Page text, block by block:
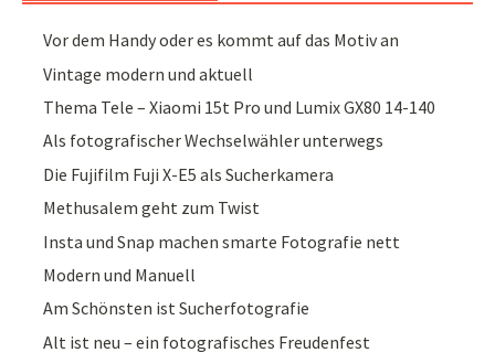
Vor dem Handy oder es kommt auf das Motiv an
Vintage modern und aktuell
Thema Tele – Xiaomi 15t Pro und Lumix GX80 14-140
Als fotografischer Wechselwähler unterwegs
Die Fujifilm Fuji X-E5 als Sucherkamera
Methusalem geht zum Twist
Insta und Snap machen smarte Fotografie nett
Modern und Manuell
Am Schönsten ist Sucherfotografie
Alt ist neu – ein fotografisches Freudenfest